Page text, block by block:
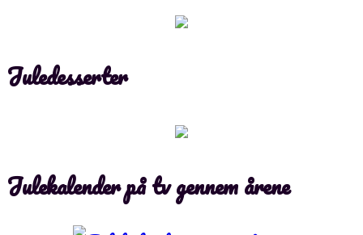
Juledesserter
Julekalender på tv gennem årene